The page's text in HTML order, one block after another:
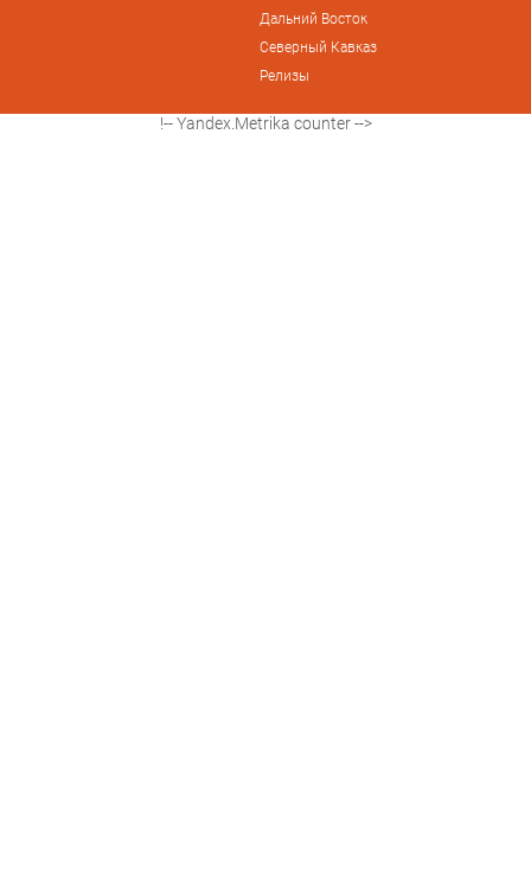
Дальний Восток
Северный Кавказ
Релизы
!-- Yandex.Metrika counter -->